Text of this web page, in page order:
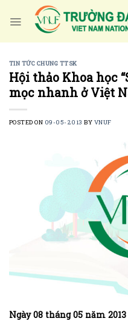
TIN TỨC CHUNG TTSK
Hội thảo Khoa học
mọc nhanh ở Việt
POSTED ON 09-05-2013 BY VNUF
Ngày 08 tháng 05 năm